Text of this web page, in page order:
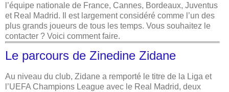
l’équipe nationale de France, Cannes, Bordeaux, Juventus
et Real Madrid. Il est largement considéré comme l’un des
plus grands joueurs de tous les temps. Vous souhaitez le
contacter ? Voici comment faire.
Le parcours de Zinedine Zidane
Au niveau du club, Zidane a remporté le titre de la Liga et
l’UEFA Champions League avec le Real Madrid, deux